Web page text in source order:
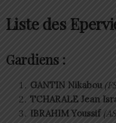
Liste des
Gardiens :
GANTIN Nikabou
TCHARALE Jean
IBRAHIM Youssif